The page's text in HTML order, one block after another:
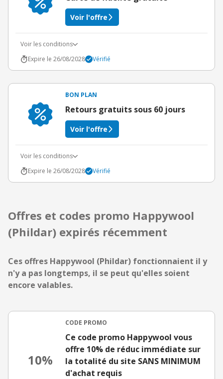
Voir l'offre
Voir les conditions
Expire le 26/08/2028
Vérifié
BON PLAN
Retours gratuits sous 60 jours
Voir l'offre
Voir les conditions
Expire le 26/08/2028
Vérifié
Offres et codes promo Happywool
(Phildar) expirés récemment
Ces offres Happywool (Phildar) fonctionnaient il y
n'y a pas longtemps, il se peut qu'elles soient
encore valables.
10%
CODE PROMO
Ce code promo Happywool vous
offre 10% de réduc immédiate sur
la totalité du site SANS MINIMUM
d'achat requis